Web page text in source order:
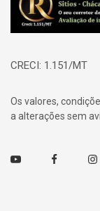
CRECI: 1.151/MT
Os valores,
a alterações sem
Youtube Facebook